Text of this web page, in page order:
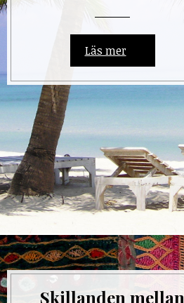
Läs mer
Skillanden mellan